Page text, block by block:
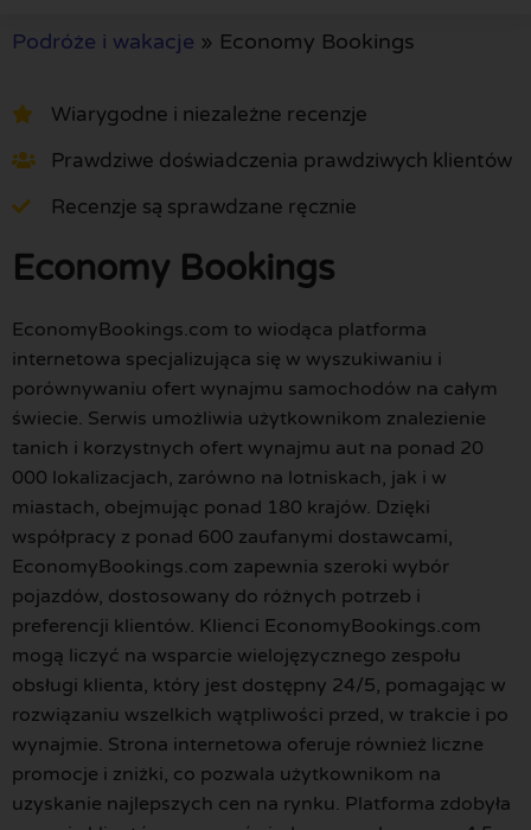
Podróże i wakacje » Economy Bookings
Wiarygodne i niezależne recenzje
Prawdziwe doświadczenia prawdziwych klientów
Recenzje są sprawdzane ręcznie
Economy Bookings
EconomyBookings.com to wiodąca platforma
internetowa specjalizująca się w wyszukiwaniu i
porównywaniu ofert wynajmu samochodów na całym
świecie. Serwis umożliwia użytkownikom znalezienie
tanich i korzystnych ofert wynajmu aut na ponad 20
000 lokalizacjach, zarówno na lotniskach, jak i w
miastach, obejmując ponad 180 krajów. Dzięki
współpracy z ponad 600 zaufanymi dostawcami,
EconomyBookings.com zapewnia szeroki wybór
pojazdów, dostosowany do różnych potrzeb i
preferencji klientów. Klienci EconomyBookings.com
mogą liczyć na wsparcie wielojęzycznego zespołu
obsługi klienta, który jest dostępny 24/5, pomagając w
rozwiązaniu wszelkich wątpliwości przed, w trakcie i po
wynajmie. Strona internetowa oferuje również liczne
promocje i zniżki, co pozwala użytkownikom na
uzyskanie najlepszych cen na rynku. Platforma zdobyła